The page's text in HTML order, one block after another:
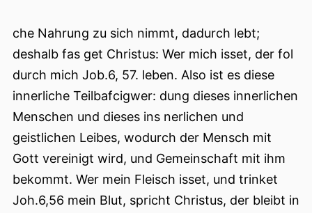
che Nahrung zu sich nimmt, dadurch lebt;
deshalb fas get Christus: Wer mich isset, der fol
durch mich Job.6, 57. leben. Also ist es diese
innerliche Teilbafcigwer: dung dieses innerlichen
Menschen und dieses ins nerlichen und
geistlichen Leibes, wodurch der Mensch mit
Gott vereinigt wird, und Gemeinschaft mit ihm
bekommt. Wer mein Fleisch isset, und trinket
Joh.6,56 mein Blut, spricht Christus, der bleibt in